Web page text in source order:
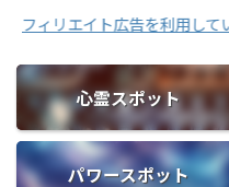
エイト広告を利用しています。
心霊スポット
パワースポット